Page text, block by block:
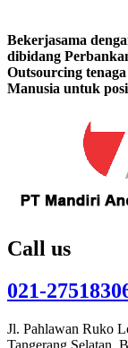
Bekerjasama
dibidang
Outsourcing
Manusia untuk
Call us
021-
Jl. Pahlawan Ruko
Tangerang Selatan,